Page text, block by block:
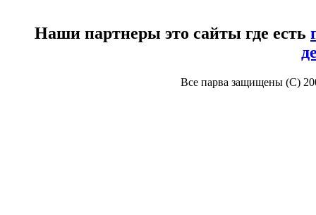
Наши партнеры это сайты где есть
Все парва защищены (С)